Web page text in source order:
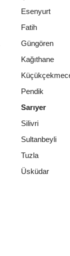
Esenyurt
Fatih
Güngören
Kağıthane
Pendik
Sarıyer
Silivri
Sultanbeyli
Tuzla
Üsküdar